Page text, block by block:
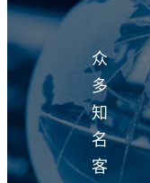
众
多
知
名
客